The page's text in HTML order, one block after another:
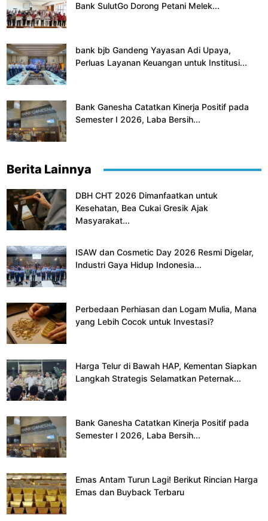
Bank SulutGo Dorong Petani Melek...
bank bjb Gandeng Yayasan Adi Upaya,
Perluas Layanan Keuangan untuk Institusi...
Bank Ganesha Catatkan Kinerja Positif pada
Semester I 2026, Laba Bersih...
Berita Lainnya
DBH CHT 2026 Dimanfaatkan untuk
Kesehatan, Bea Cukai Gresik Ajak
Masyarakat...
ISAW dan Cosmetic Day 2026 Resmi Digelar,
Industri Gaya Hidup Indonesia...
Perbedaan Perhiasan dan Logam Mulia, Mana
yang Lebih Cocok untuk Investasi?
Harga Telur di Bawah HAP, Kementan Siapkan
Langkah Strategis Selamatkan Peternak...
Bank Ganesha Catatkan Kinerja Positif pada
Semester I 2026, Laba Bersih...
Emas Antam Turun Lagi! Berikut Rincian Harga
Emas dan Buyback Terbaru